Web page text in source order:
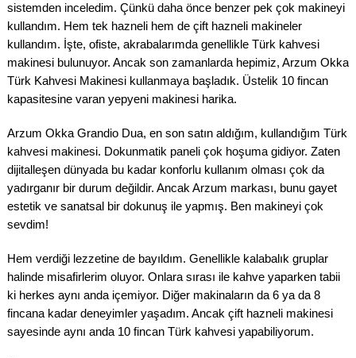
sistemden inceledim. Çünkü daha önce benzer pek çok makineyi
kullandım. Hem tek hazneli hem de çift hazneli makineler
kullandım. İşte, ofiste, akrabalarımda genellikle Türk kahvesi
makinesi bulunuyor. Ancak son zamanlarda hepimiz, Arzum Okka
Türk Kahvesi Makinesi kullanmaya başladık. Üstelik 10 fincan
kapasitesine varan yepyeni makinesi harika.
Arzum Okka Grandio Dua, en son satın aldığım, kullandığım Türk
kahvesi makinesi. Dokunmatik paneli çok hoşuma gidiyor. Zaten
dijitalleşen dünyada bu kadar konforlu kullanım olması çok da
yadırganır bir durum değildir. Ancak Arzum markası, bunu gayet
estetik ve sanatsal bir dokunuş ile yapmış. Ben makineyi çok
sevdim!
Hem verdiği lezzetine de bayıldım. Genellikle kalabalık gruplar
halinde misafirlerim oluyor. Onlara sırası ile kahve yaparken tabii
ki herkes aynı anda içemiyor. Diğer makinaların da 6 ya da 8
fincana kadar deneyimler yaşadım. Ancak çift hazneli makinesi
sayesinde aynı anda 10 fincan Türk kahvesi yapabiliyorum.